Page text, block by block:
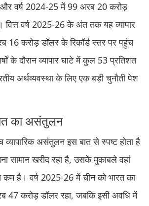
वर्ष 2024-25 में 99 अरब 20 करोड़
वित्त वर्ष 2025-26 के अंत तक यह व्यापार
16 करोड़ डॉलर के रिकॉर्ड स्तर पर पहुंच
के दौरान व्यापार घाटे में कुल 53 प्रतिशत
अर्थव्यवस्था के लिए एक बड़ी चुनौती पेश
का असंतुलन
असंतुलन इस बात से स्पष्ट होता है
सामान खरीद रहा है, उसके मुकाबले वहां
कम है। वर्ष 2025-26 में चीन को भारत का
47 करोड़ डॉलर रहा, जबकि इसी अवधि में